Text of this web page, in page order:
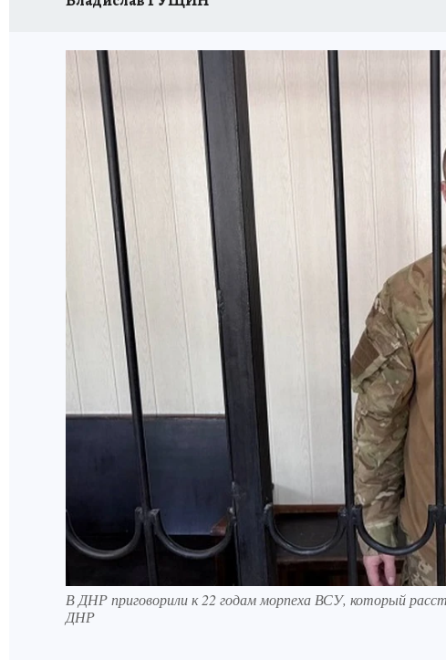
В ДНР приговорили к 22 годам морпеха ВСУ, который
ДНР